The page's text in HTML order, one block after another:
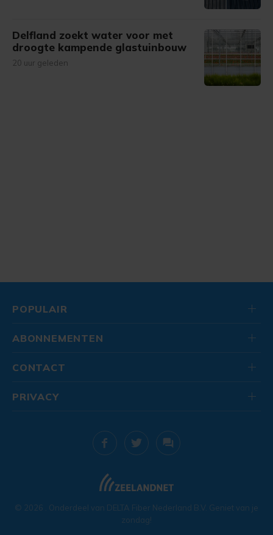
Delfland zoekt water voor met
droogte kampende glastuinbouw
20 uur geleden
POPULAIR
ABONNEMENTEN
CONTACT
© 2026 . Onderdeel van DELTA Fiber Nederland B.V. Geniet van je
zondag!
PRIVACY